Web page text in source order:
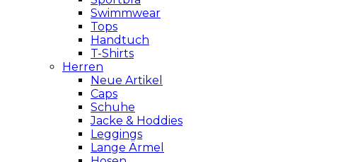
Swimmwear
Tops
Handtuch
T-Shirts
Herren
Neue Artikel
Caps
Schuhe
Jacke & Hoddies
Leggings
Lange Ärmel